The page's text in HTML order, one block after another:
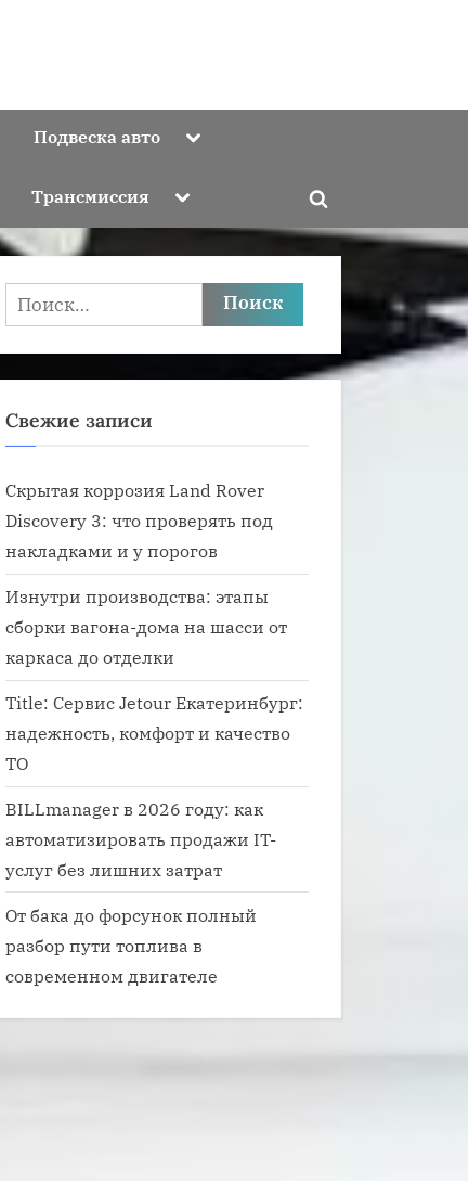
Подвеска авто Toggle
Трансмиссия Toggle
menu
Toggle
search
Найти:
Свежие записи
Скрытая коррозия Land Rover
Discovery 3: что проверять под
накладками и у порогов
Изнутри производства: этапы
сборки вагона-дома на шасси от
каркаса до отделки
Title: Сервис Jetour Екатеринбург:
надежность, комфорт и качество
ТО
BILLmanager в 2026 году: как
автоматизировать продажи IT-
услуг без лишних затрат
От бака до форсунок полный
разбор пути топлива в
современном двигателе